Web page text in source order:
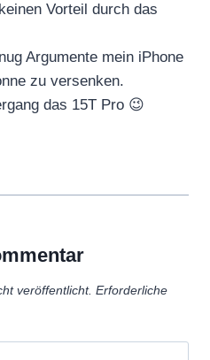
Vorteil durch das
Argumente mein iPhone
zu versenken.
das 15T Pro 😉
veröffentlicht. Erforderliche